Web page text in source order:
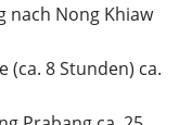
nach Nong Khiaw
(ca. 8 Stunden) ca.